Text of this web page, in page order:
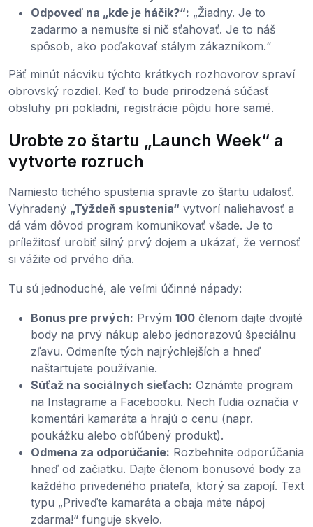
Odpoveď na „kde je háčik?“: „Žiadny. Je to
zadarmo a nemusíte si nič sťahovať. Je to náš
spôsob, ako poďakovať stálym zákazníkom.“
Päť minút nácviku týchto krátkych rozhovorov spraví
obrovský rozdiel. Keď to bude prirodzená súčasť
obsluhy pri pokladni, registrácie pôjdu hore samé.
Urobte zo štartu „Launch Week“ a
vytvorte rozruch
Namiesto tichého spustenia spravte zo štartu udalosť.
Vyhradený „Týždeň spustenia“ vytvorí naliehavosť a
dá vám dôvod program komunikovať všade. Je to
príležitosť urobiť silný prvý dojem a ukázať, že vernosť
si vážite od prvého dňa.
Tu sú jednoduché, ale veľmi účinné nápady:
Bonus pre prvých: Prvým 100 členom dajte dvojité
body na prvý nákup alebo jednorazovú špeciálnu
zľavu. Odmeníte tých najrýchlejších a hneď
naštartujete používanie.
Súťaž na sociálnych sieťach: Oznámte program
na Instagrame a Facebooku. Nech ľudia označia v
komentári kamaráta a hrajú o cenu (napr.
poukážku alebo obľúbený produkt).
Odmena za odporúčanie: Rozbehnite odporúčania
hneď od začiatku. Dajte členom bonusové body za
každého privedeného priateľa, ktorý sa zapojí. Text
typu „Priveďte kamaráta a obaja máte nápoj
zdarma!“ funguje skvelo.